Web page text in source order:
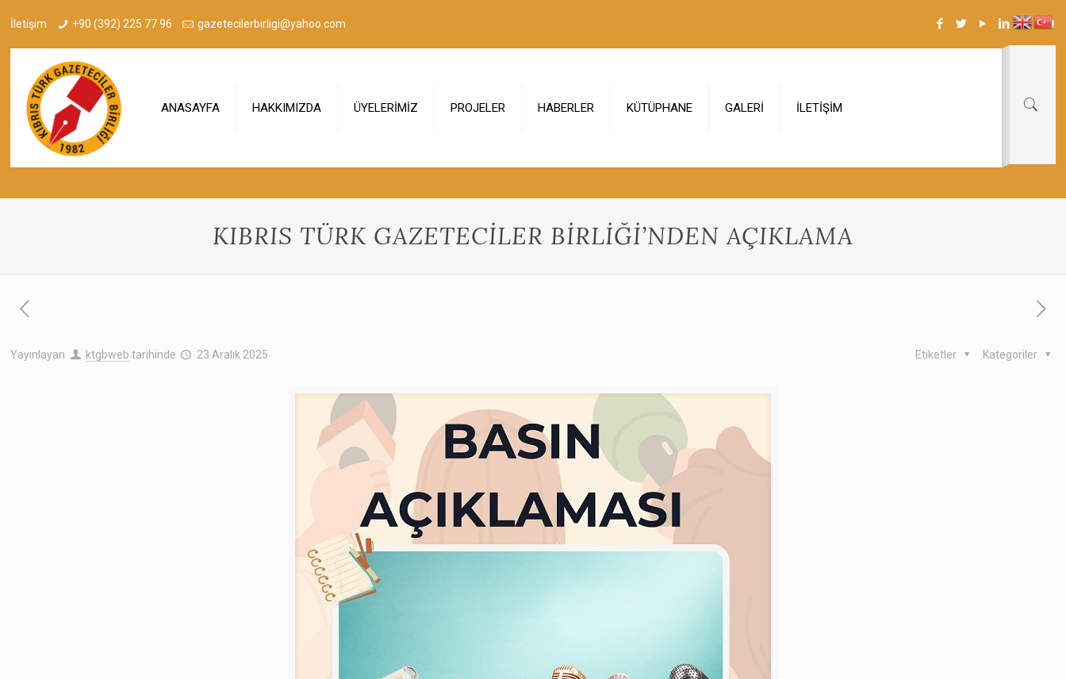
İletişim +90 (392) 225 77 96 gazetecilerbirligi@yahoo.com
ANASAYFA HAKKIMIZDA ÜYELERİMİZ PROJELER HABERLER KÜTÜPHANE GALERİ İLETİŞİM
KIBRIS TÜRK GAZETECİLER BİRLİĞİ’NDEN AÇIKLAMA
Yayınlayan ktgbweb tarihinde 23 Aralık 2025 Kategoriler
Etiketler